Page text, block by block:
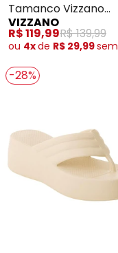
Tamanco Vizzano
(Preto)
VIZZANO
R$ 119,99R$ 139,99
ou 4xde R$ 29,99sem
-28%